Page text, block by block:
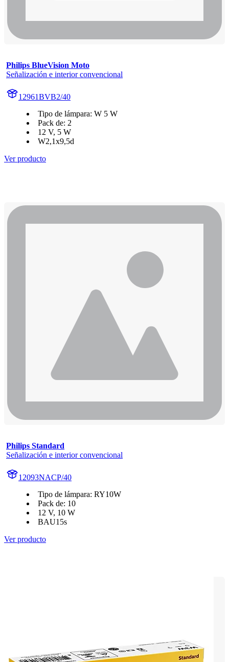
Philips BlueVision Moto
Señalización e interior convencional
12961BVB2/40
Tipo de lámpara: W 5 W
Pack de: 2
12 V, 5 W
W2,1x9,5d
Ver producto
Philips Standard
Señalización e interior convencional
12093NACP/40
Tipo de lámpara: RY10W
Pack de: 10
12 V, 10 W
BAU15s
Ver producto